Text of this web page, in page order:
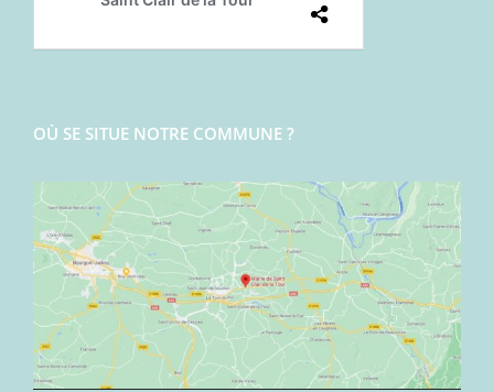
OÙ SE SITUE NOTRE COMMUNE ?